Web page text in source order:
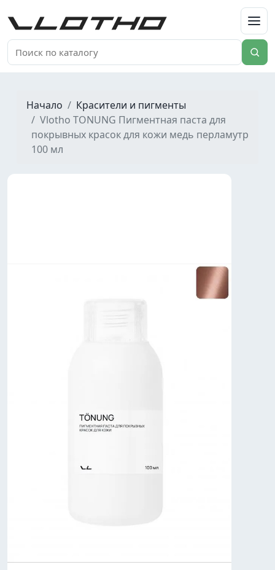
VLOTHO
Начало
Красители и пигменты
Vlotho TONUNG Пигментная паста для
покрывных красок для кожи медь перламутр
100 мл